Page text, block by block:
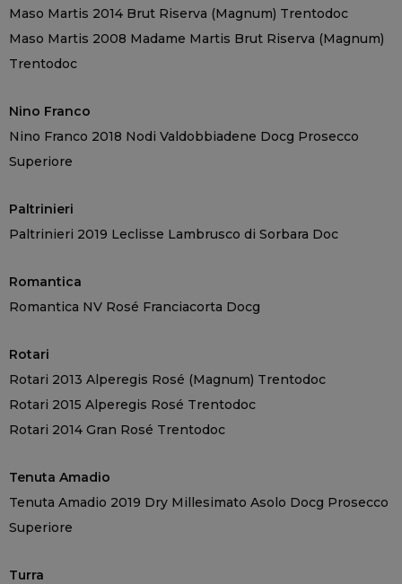
Maso Martis 2014 Brut Riserva (Magnum) Trentodoc
Maso Martis 2008 Madame Martis Brut Riserva (Magnum)
Trentodoc
Nino Franco
Nino Franco 2018 Nodi Valdobbiadene Docg Prosecco
Superiore
Paltrinieri
Paltrinieri 2019 Leclisse Lambrusco di Sorbara Doc
Romantica
Romantica NV Rosé Franciacorta Docg
Rotari
Rotari 2013 Alperegis Rosé (Magnum) Trentodoc
Rotari 2015 Alperegis Rosé Trentodoc
Rotari 2014 Gran Rosé Trentodoc
Tenuta Amadio
Tenuta Amadio 2019 Dry Millesimato Asolo Docg Prosecco
Superiore
Turra